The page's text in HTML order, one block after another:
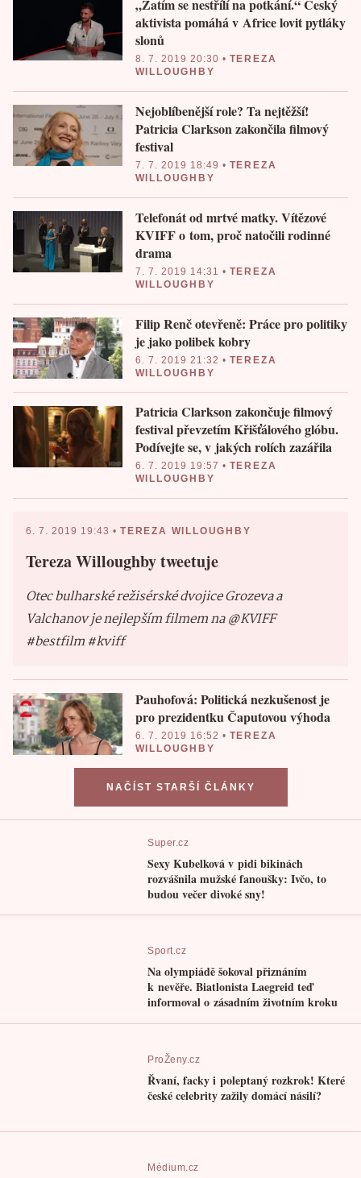
„Zatím se nestřílí na potkání.“ Český
aktivista pomáhá v Africe lovit pytláky
slonů
8. 7. 2019 20:30 • TEREZA
WILLOUGHBY
Nejoblíbenější role? Ta nejtěžší!
Patricia Clarkson zakončila filmový
festival
7. 7. 2019 18:49 • TEREZA
WILLOUGHBY
Telefonát od mrtvé matky. Vítězové
KVIFF o tom, proč natočili rodinné
drama
7. 7. 2019 14:31 • TEREZA
WILLOUGHBY
Filip Renč otevřeně: Práce pro politiky
je jako polibek kobry
6. 7. 2019 21:32 • TEREZA
WILLOUGHBY
Patricia Clarkson zakončuje filmový
festival převzetím Křišťálového glóbu.
Podívejte se, v jakých rolích zazářila
6. 7. 2019 19:57 • TEREZA
WILLOUGHBY
6. 7. 2019 19:43 • TEREZA WILLOUGHBY
Tereza Willoughby tweetuje
Otec bulharské režisérské dvojice Grozeva a
Valchanov je nejlepším filmem na @KVIFF
#bestfilm #kviff
Pauhofová: Politická nezkušenost je
pro prezidentku Čaputovou výhoda
6. 7. 2019 16:52 • TEREZA
WILLOUGHBY
NAČÍST STARŠÍ ČLÁNKY
Super.cz
Sexy Kubelková v pidi bikinách
rozvášnila mužské fanoušky: Ivčo, to
budou večer divoké sny!
Sport.cz
Na olympiádě šokoval přiznáním
k nevěře. Biatlonista Laegreid teď
informoval o zásadním životním kroku
ProŽeny.cz
Řvaní, facky i poleptaný rozkrok! Které
české celebrity zažily domácí násilí?
Médium.cz